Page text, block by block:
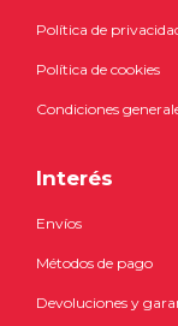
Política de
Política de cookies
Condiciones
Interés
Envíos
Métodos de pago
Devoluciones y